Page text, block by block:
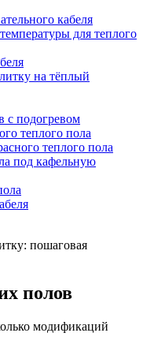
кабеля
для теплого
на тёплый
с подогревом
теплого пола
теплого пола
под кафельную
полов
модификаций